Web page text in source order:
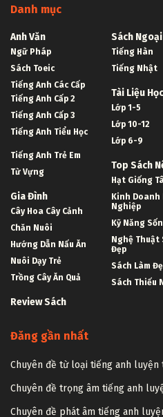
Danh mục
Anh Văn
Ngữ Pháp
Sách Toeic
Tiếng Anh Các Cấp
Tiếng Anh Cấp 2
Tiếng Anh Cấp 3
Tiếng Anh Tiểu Học
Tiếng Anh Trẻ Em
Từ Vựng
Gia Đình
Cây Hoa Cây Cảnh
Chăn Nuôi
Hướng Dẫn Nấu Ăn
Nuôi Dạy Trẻ
Trồng Cây Ăn Quả
Review Sách
Sách
Tiếng Hàn
Tiếng Nhật
Tài Liệu
Lớp 1-5
Lớp 10-12
Lớp 6-9
Top Sách
Hạt Giống
Kinh Doanh
Nghiệp
Kỹ Năng
Nghệ Thuật
Đẹp
Sách Làm
Sách Thiếu
Đăng gần nhất
Chuyên đề từ loại tiếng anh luyện
Chuyên đề trọng âm tiếng anh
Chuyên đề phát âm tiếng anh